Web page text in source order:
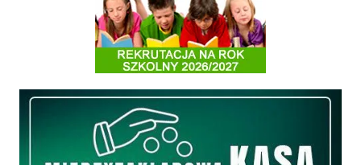
Informacja o terminach rekrutacji na rok szkolny 2026/2027
Międzyzakładowa Kasa Zapomogowo - Pożyczkowa